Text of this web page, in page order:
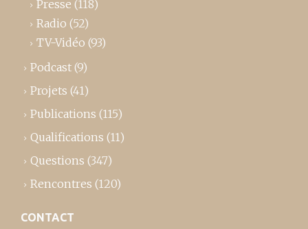
Presse (118)
Radio (52)
TV-Vidéo (93)
Podcast (9)
Projets (41)
Publications (115)
Qualifications (11)
Questions (347)
Rencontres (120)
CONTACT